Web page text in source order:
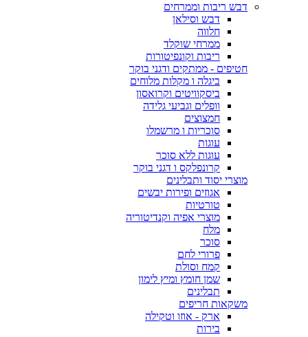
דבש ריבות וממרחים
דבש וסילאן
חלווה
ממרחי שוקלד
ריבות וקונפיטורות
חטיפים - ממתקים ודגני בוקר
ביגלה ו מקלות מלוחים
ביסקוויטים וקרואסון
וופלים וגביעי גלידה
חמצוצים
סוכריות ו מרשמלו
עוגות
עוגות ללא סוכר
קרונפלקס ו דגני בוקר
מוצרי יסוד ותבלינים
אגוזים ופירות יבשים
טורטיות
מוצרי אפיה וקנדיטוריה
מלח
סוכר
פרורי לחם
קמח וסולת
שמן חומץ ומיץ לימון
תבלינים
משקאות חריפים
ארק - אוזו וטקילה
בירות